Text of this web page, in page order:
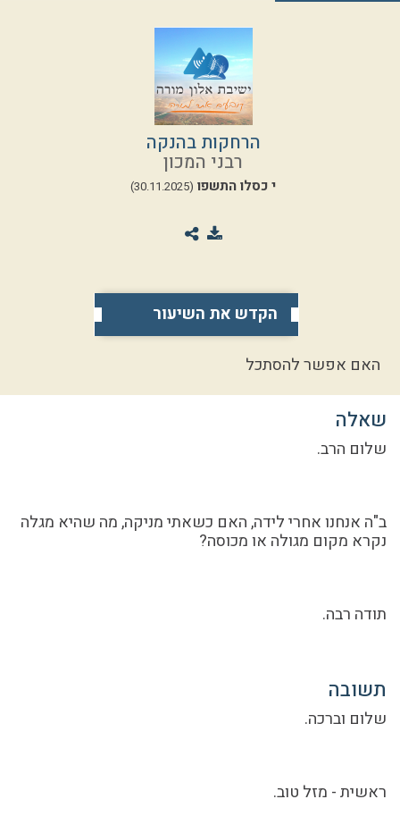
הרחקות בהנקה
רבני המכון
י כסלו התשפו (30.11.2025)
הקדש את השיעור
האם אפשר להסתכל
שאלה
שלום הרב.
ב"ה אנחנו אחרי לידה, האם כשאתי מניקה, מה שהיא מגלה
נקרא מקום מגולה או מכוסה?
תודה רבה.
תשובה
שלום וברכה.
ראשית - מזל טוב.